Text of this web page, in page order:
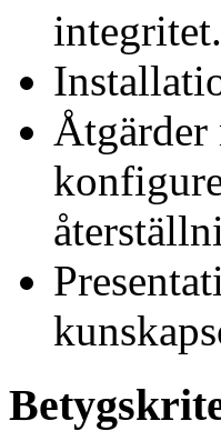
integritet.
Åtgärder